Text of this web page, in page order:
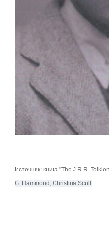
Источник: книга "The J.R.R.
G. Hammond, Christina Scull.